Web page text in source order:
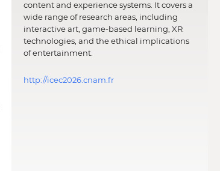
content and experience systems. It covers a
wide range of research areas, including
interactive art, game-based learning, XR
technologies, and the ethical implications
of entertainment.
http://icec2026.cnam.fr